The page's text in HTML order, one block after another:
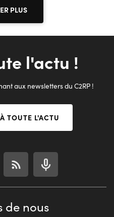
formation et l'emploi via la
et l'accompagnement des
PLUS
l'actu !
aux newsletters du C2RP !
TOUTE L'ACTU
de nous